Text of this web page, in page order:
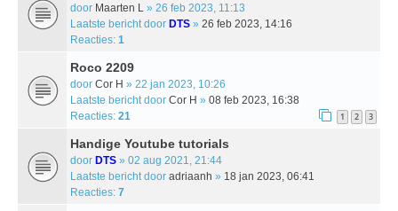
door Maarten L » 26 feb 2023, 11:13
Laatste bericht door DTS » 26 feb 2023, 14:16
Reacties: 1
Roco 2209
door Cor H » 22 jan 2023, 10:26
Laatste bericht door Cor H » 08 feb 2023, 16:38
Reacties: 21 1 2 3
Handige Youtube tutorials
door DTS » 02 aug 2021, 21:44
Laatste bericht door adriaanh » 18 jan 2023, 06:41
Reacties: 7